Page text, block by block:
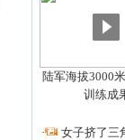
陆军海拔3000
训练成
·
女子挤了三